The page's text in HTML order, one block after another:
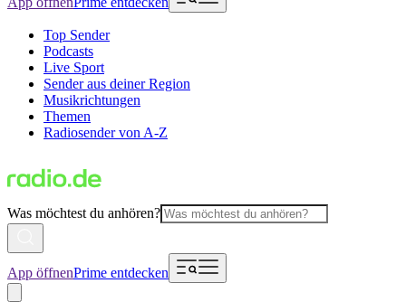
Top Sender
Podcasts
Live Sport
Sender aus deiner Region
Musikrichtungen
Themen
Radiosender von A-Z
Was möchtest du anhören?
App öffnenPrime entdecken